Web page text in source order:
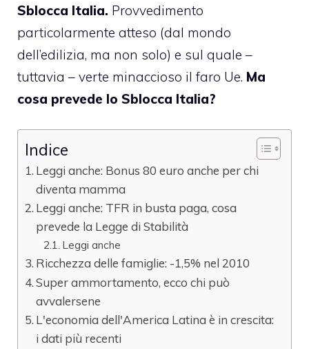
Sblocca Italia. Provvedimento
particolarmente atteso (dal mondo
dell’edilizia, ma non solo) e sul quale –
tuttavia – verte minaccioso il faro Ue. Ma
cosa prevede lo Sblocca Italia?
Indice
Leggi anche: Bonus 80 euro anche per chi
diventa mamma
Leggi anche: TFR in busta paga, cosa
prevede la Legge di Stabilità
Leggi anche
Ricchezza delle famiglie: -1,5% nel 2010
Super ammortamento, ecco chi può
avvalersene
L'economia dell'America Latina è in crescita:
i dati più recenti